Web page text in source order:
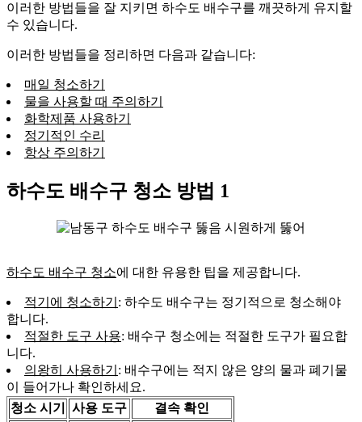
이러한 방법들을 잘 지키면 하수도 배수구를 깨끗하게 유지할
수 있습니다.
이러한 방법들을 정리하면 다음과 같습니다:
매일 청소하기
물을 사용할 때 주의하기
화학제품 사용하기
정기적인 수리
항상 주의하기
하수도 배수구 청소 방법 1
하수도 배수구 청소에 대한 유용한 팁을 제공합니다.
적기에 청소하기 : 하수도 배수구는 정기적으로 청소해야
합니다.
적절한 도구 사용: 배수구 청소에는 적절한 도구가 필요합
니다.
의왕히 사용하기 : 배수구에는 적지 않은 양의 물과 폐기물
이 들어가나 확인하세요.
청소 시기
사용 도구
결속 확인